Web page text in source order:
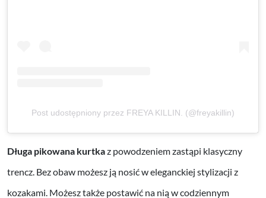
Post udostępniony przez FREYA KILLIN. (@freyakillin)
Długa pikowana kurtkaz powodzeniem zastąpi klasyczny
trencz. Bez obaw możesz ją nosić w eleganckiej stylizacji z
kozakami. Możesz także postawić na nią w codziennym